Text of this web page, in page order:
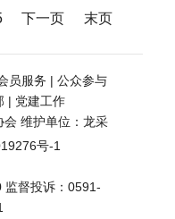
下一页 末页
员服务 | 公众参与
| 党建工作
维护单位： 龙采
号-1
监督投诉：0591-